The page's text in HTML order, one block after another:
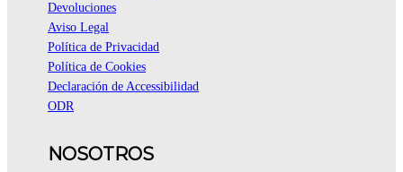
Devoluciones
Aviso Legal
Política de Privacidad
Política de Cookies
Declaración de Accessibilidad
ODR
NOSOTROS